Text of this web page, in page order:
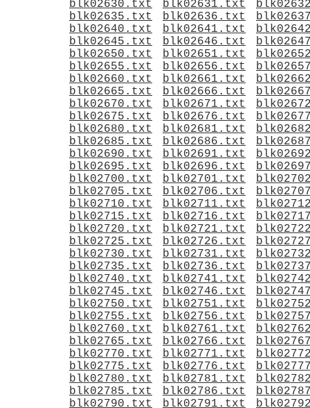
blk02630.txt
blk02631.txt
blk02635.txt
blk02636.txt
blk02640.txt
blk02641.txt
blk02645.txt
blk02646.txt
blk02650.txt
blk02651.txt
blk02655.txt
blk02656.txt
blk02660.txt
blk02661.txt
blk02665.txt
blk02666.txt
blk02670.txt
blk02671.txt
blk02675.txt
blk02676.txt
blk02680.txt
blk02681.txt
blk02685.txt
blk02686.txt
blk02690.txt
blk02691.txt
blk02695.txt
blk02696.txt
blk02700.txt
blk02701.txt
blk02705.txt
blk02706.txt
blk02710.txt
blk02711.txt
blk02715.txt
blk02716.txt
blk02720.txt
blk02721.txt
blk02725.txt
blk02726.txt
blk02730.txt
blk02731.txt
blk02735.txt
blk02736.txt
blk02740.txt
blk02741.txt
blk02745.txt
blk02746.txt
blk02750.txt
blk02751.txt
blk02755.txt
blk02756.txt
blk02760.txt
blk02761.txt
blk02765.txt
blk02766.txt
blk02770.txt
blk02771.txt
blk02775.txt
blk02776.txt
blk02780.txt
blk02781.txt
blk02785.txt
blk02786.txt
blk02790.txt
blk02791.txt